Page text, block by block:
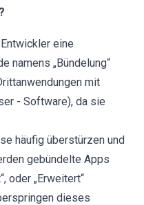
eine
namens „Bündelung“
mit
- Software), da sie
häufig überstürzen und
gebündelte Apps
oder „Erweitert“
dieses